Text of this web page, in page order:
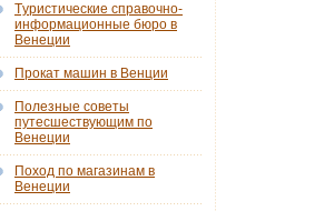
Tуристические справочно-
информационные бюро в
Венеции
Прокат машин в Венции
Полезные советы
путесшествующим по
Венеции
Поход по магазинам в
Венеции